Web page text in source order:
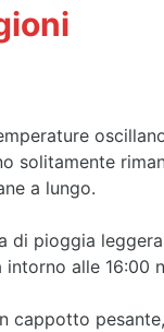
solitamente
a lungo.
di pioggia
alle 16:00
cappotto